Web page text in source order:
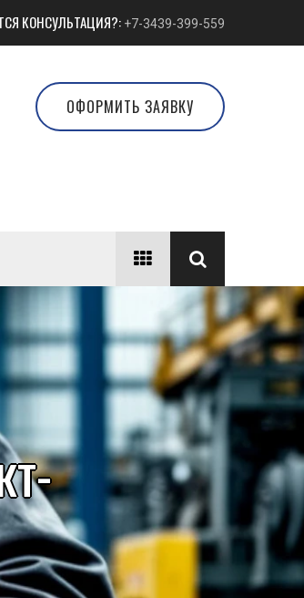
КОНСУЛЬТАЦИЯ?: +7-3439-399-559
ОФОРМИТЬ ЗАЯВКУ